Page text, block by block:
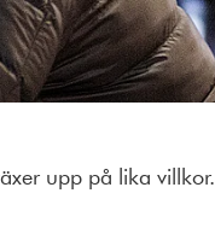
upp på lika villkor.